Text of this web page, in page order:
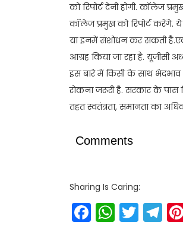
को रिपोर्ट देनी होगी. कॉलेज
कॉलेज प्रमुख को रिपोर्ट करेंगे.
या इनमें संशोधन कर सकती
आग्रह किया जा रहा है. यूजीसी
इस बारे में किसी के साथ भेदभाव
रोकना जरूरी है. सरकार के
तहत स्वतंत्रता, समानता का
Comments
Sharing Is Caring:
Facebook